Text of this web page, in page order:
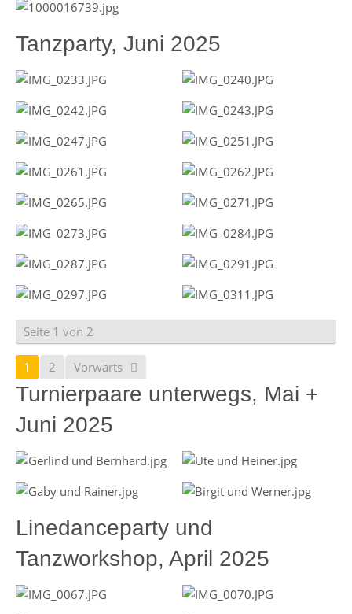
Tanzparty, Juni 2025
Seite 1 von 2
1 2 Vorwärts
Turnierpaare unterwegs, Mai +
Juni 2025
Linedanceparty und
Tanzworkshop, April 2025